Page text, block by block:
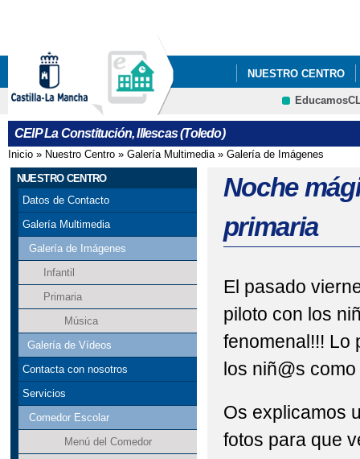
NUESTRO CENTRO
"ILLESCAS ES
CEIP La Constitución, Illescas (Toledo)
Se encuentra usted aquí
Inicio » Nuestro Centro » Galería Multimedia» Galería de Imágenes
NUESTRO CENTRO
Datos de Contacto
Galería Multimedia
Galería de Imágenes
Infantil
Primaria
Música
Galería de Vídeos
Contacta con nosotros
Servicios
Comedor Escolar
Menú del Comedor
Noche
primaria
El pasado
piloto con los
fenomenal!!! Lo
los niñ@s
Os explicamos
fotos para que